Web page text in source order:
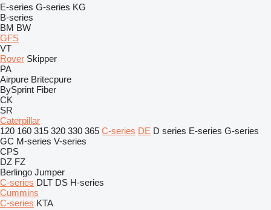
E-series G-series KG
B-series
BM BW
GFS
VT
Rover Skipper
PA
Airpure Britecpure
BySprint Fiber
CK
SR
Caterpillar
120 160 315 320 330 365 C-series DE D series E-series G-series
GC M-series V-series
CPS
DZ FZ
Berlingo Jumper
C-series DLT DS H-series
Cummins
C-series KTA